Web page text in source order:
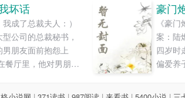
云本以为自己会和
在平静无波的平水
谁知时代的翻涌让
，两人收入锐减，
前往陌生的大城市
少年夫妻在磨合中
她以为
秋找
里，冷
思，别
偷亲我
刚喝了
坏话
成了总裁夫人：）
公司的总裁秘书，
朋友面前抱怨上
餐厅里，他对男朋友
从后面敲他的后脑
豪门
《豪
案：陆
四岁时
偏爱养
不公